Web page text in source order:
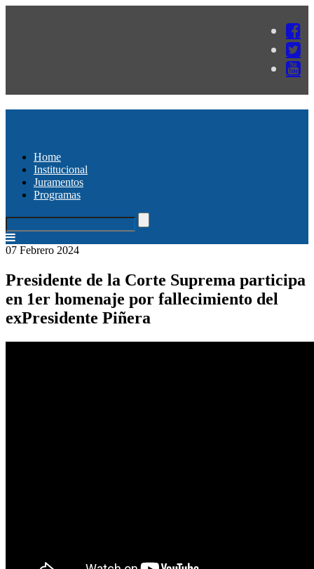
Home
Institucional
Juramentos
Programas
07 Febrero 2024
Presidente de la Corte Suprema participa
en 1er homenaje por fallecimiento del
exPresidente Piñera